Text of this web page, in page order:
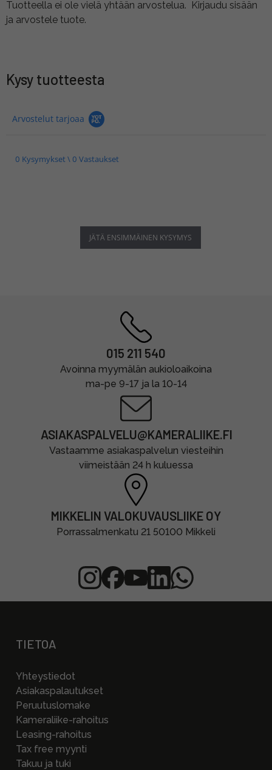
Tuotteella ei ole vielä yhtään arvostelua. Kirjaudu sisään
ja arvostele tuote.
Kysy tuotteesta
Arvostelut tarjoaa
0 Kysymykset \ 0 Vastaukset
JÄTÄ ENSIMMÄINEN KYSYMYS
015 211 540
Avoinna myymälän aukioloaikoina
ma-pe 9-17 ja la 10-14
ASIAKASPALVELU@KAMERALIIKE.FI
Vastaamme asiakaspalvelun viesteihin
viimeistään 24 h kuluessa
MIKKELIN VALOKUVAUSLIIKE OY
Porrassalmenkatu 21 50100 Mikkeli
TIETOA
Yhteystiedot
Asiakaspalautukset
Peruutuslomake
Kameraliike-rahoitus
Leasing-rahoitus
Tax free myynti
Takuu ja tuki